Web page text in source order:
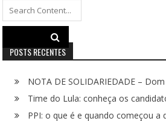
Search
for:
POSTS RECENTES
NOTA DE SOLIDARIEDADE –
Time do Lula: conheça os
PPI: o que é e quando começou a